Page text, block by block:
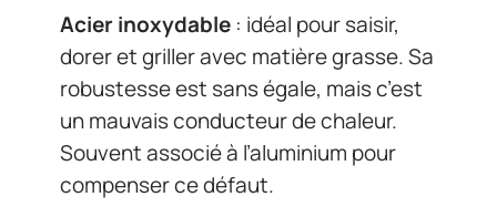
Acier inoxydable : idéal pour saisir,
dorer et griller avec matière grasse. Sa
robustesse est sans égale, mais c’est
un mauvais conducteur de chaleur.
Souvent associé à l’aluminium pour
compenser ce défaut.